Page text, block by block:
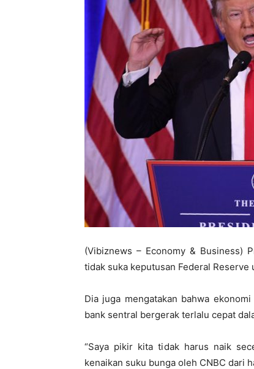
(Vibiznews – Economy & Business)
tidak suka keputusan Federal
Dia juga mengatakan bahwa
bank sentral bergerak terlalu cepat
“Saya pikir kita tidak harus naik
kenaikan suku bunga oleh CNBC dari